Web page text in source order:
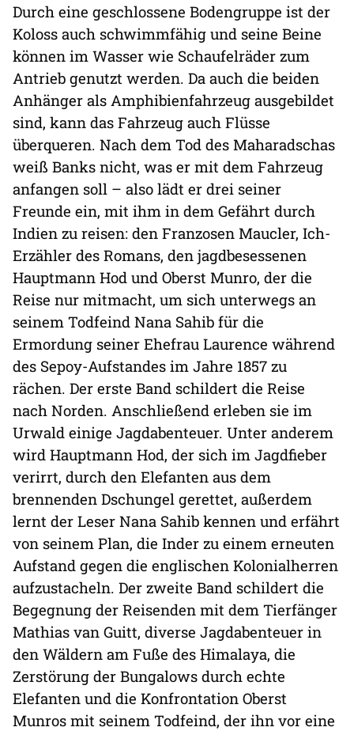
Durch eine geschlossene Bodengruppe ist der
Koloss auch schwimmfähig und seine Beine
können im Wasser wie Schaufelräder zum
Antrieb genutzt werden. Da auch die beiden
Anhänger als Amphibienfahrzeug ausgebildet
sind, kann das Fahrzeug auch Flüsse
überqueren. Nach dem Tod des Maharadschas
weiß Banks nicht, was er mit dem Fahrzeug
anfangen soll – also lädt er drei seiner
Freunde ein, mit ihm in dem Gefährt durch
Indien zu reisen: den Franzosen Maucler, Ich-
Erzähler des Romans, den jagdbesessenen
Hauptmann Hod und Oberst Munro, der die
Reise nur mitmacht, um sich unterwegs an
seinem Todfeind Nana Sahib für die
Ermordung seiner Ehefrau Laurence während
des Sepoy-Aufstandes im Jahre 1857 zu
rächen. Der erste Band schildert die Reise
nach Norden. Anschließend erleben sie im
Urwald einige Jagdabenteuer. Unter anderem
wird Hauptmann Hod, der sich im Jagdfieber
verirrt, durch den Elefanten aus dem
brennenden Dschungel gerettet, außerdem
lernt der Leser Nana Sahib kennen und erfährt
von seinem Plan, die Inder zu einem erneuten
Aufstand gegen die englischen Kolonialherren
aufzustacheln. Der zweite Band schildert die
Begegnung der Reisenden mit dem Tierfänger
Mathias van Guitt, diverse Jagdabenteuer in
den Wäldern am Fuße des Himalaya, die
Zerstörung der Bungalows durch echte
Elefanten und die Konfrontation Oberst
Munros mit seinem Todfeind, der ihn vor eine